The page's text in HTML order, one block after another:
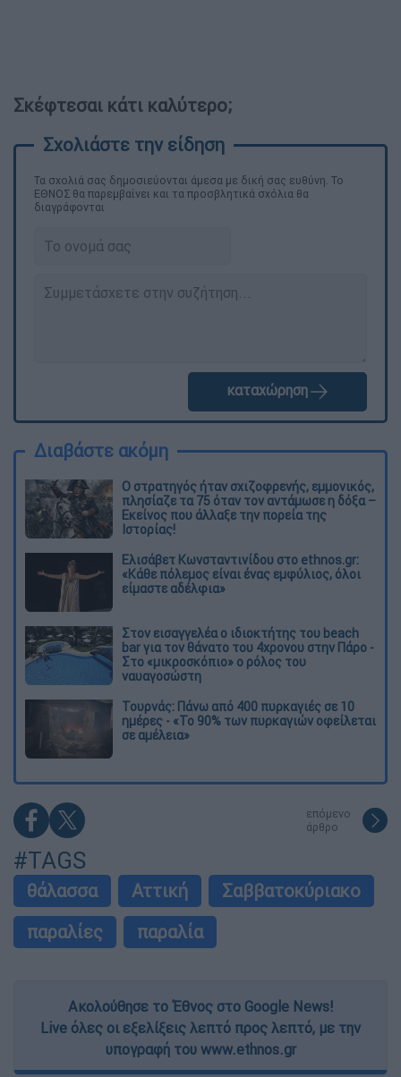
Σκέφτεσαι κάτι καλύτερο;
Τα σχολιά σας δημοσιεύονται άμεσα με δική σας ευθύνη. Το
ΕΘΝΟΣ θα παρεμβαίνει και τα προσβλητικά σχόλια θα
διαγράφονται
καταχώρηση
Διαβάστε ακόμη
O στρατηγός ήταν σχιζοφρενής, εμμονικός,
πλησίαζε τα 75 όταν τον αντάμωσε η δόξα –
Εκείνος που άλλαξε την πορεία της
Ιστορίας!
Ελισάβετ Κωνσταντινίδου στο ethnos.gr:
«Κάθε πόλεμος είναι ένας εμφύλιος, όλοι
είμαστε αδέλφια»
Στον εισαγγελέα ο ιδιοκτήτης του beach
bar για τον θάνατο του 4χρονου στην Πάρο -
Στο «μικροσκόπιο» ο ρόλος του
ναυαγοσώστη
Τουρνάς: Πάνω από 400 πυρκαγιές σε 10
ημέρες - «Το 90% των πυρκαγιών οφείλεται
σε αμέλεια»
επόμενο
άρθρο
#TAGS
θάλασσα Αττική
Σαββατοκύριακο
παραλίες
παραλία
Ακολούθησε το Έθνος στο Google News!
Live όλες οι εξελίξεις λεπτό προς λεπτό, με την
υπογραφή του www.ethnos.gr